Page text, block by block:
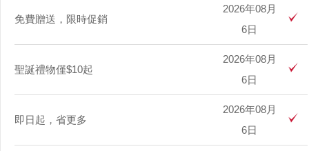
免費贈送，限時促銷
2026年08月
6日
聖誕禮物僅$10起
2026年08月
6日
即日起，省更多
2026年08月
6日